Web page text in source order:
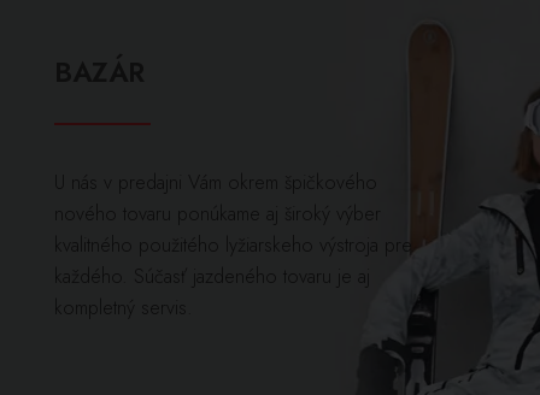
U nás v predajni Vám okrem špičkového
nového tovaru ponúkame aj široký výber
kvalitného použitého lyžiarskeho výstroja pre
každého. Súčasť jazdeného tovaru je aj
kompletný servis.